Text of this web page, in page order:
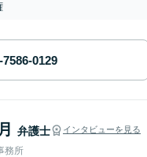
弁護士 インタビューを見る
務所